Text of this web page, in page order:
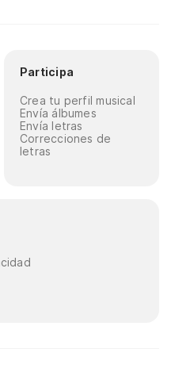
Participa
Crea tu perfil musical
Envía álbumes
Envía letras
Correcciones de
letras